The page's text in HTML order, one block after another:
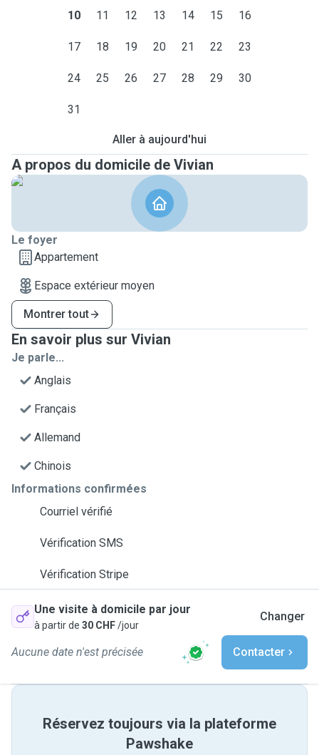
10 11 12 13 14 15 16
17 18 19 20 21 22 23
24 25 26 27 28 29 30
31
Aller à aujourd'hui
A propos du domicile de Vivian
Le foyer
Appartement
Espace extérieur moyen
Montrer tout
En savoir plus sur Vivian
Je parle...
Anglais
Français
Allemand
Chinois
Informations confirmées
Courriel vérifié
Vérification SMS
Vérification Stripe
Une visite à domicile par jour
à partir de 30 CHF/jour
Changer
Aucune date n'est précisée Contacter
Réservez toujours via la plateforme
Pawshake